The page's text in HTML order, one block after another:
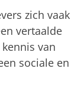
zich vaak
vertaalde
van
sociale en